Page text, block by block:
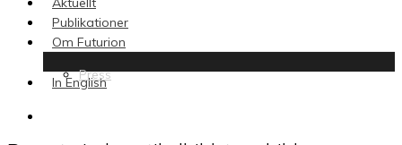
Publikationer
Om Futurion
Press
In English